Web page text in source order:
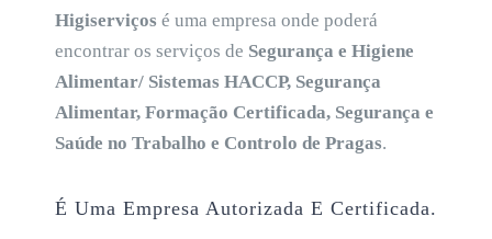
Higiserviços é uma empresa onde poderá
encontrar os serviços de Segurança e Higiene
Alimentar/ Sistemas HACCP, Segurança
Alimentar, Formação Certificada, Segurança e
Saúde no Trabalho e Controlo de Pragas.
É Uma Empresa Autorizada E Certificada.